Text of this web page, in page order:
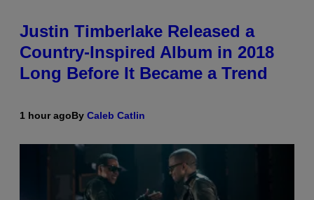
Justin Timberlake Released a
Country-Inspired Album in 2018
Long Before It Became a Trend
1 hour agoBy Caleb Catlin